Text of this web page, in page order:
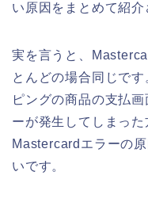
い原因をまとめて紹介
実を言うと、
とんどの場合同じで
ピングの商品の支払
ーが発生してしまっ
Mastercardエラーの
いです。